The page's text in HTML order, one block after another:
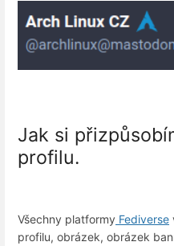
Jak si
profilu.
Všechny platformy Fediverse
profilu, obrázek, obrázek